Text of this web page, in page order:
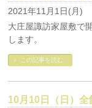
2021年11月1日(月)
大庄屋諏訪家屋敷で
します。
この記事を読む
10月10日（日）全